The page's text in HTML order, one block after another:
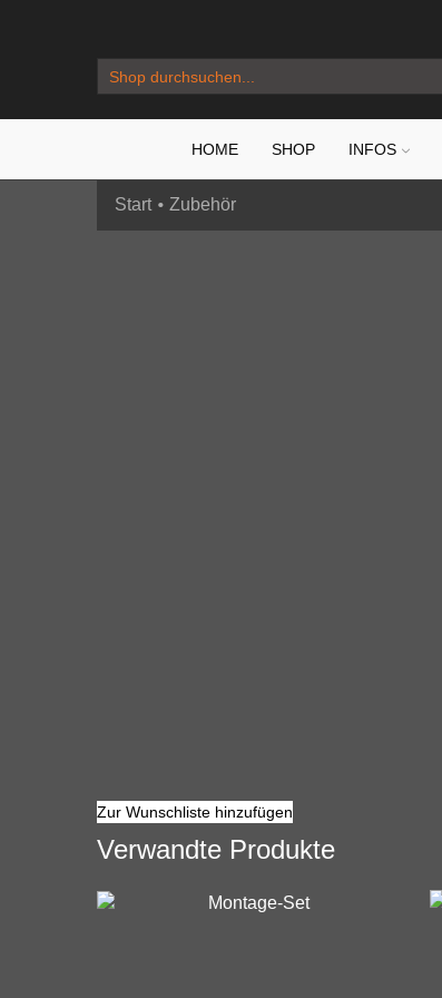
HOME SHOP INFOS
Start • Zubehör
Zur Wunschliste hinzufügen
Verwandte Produkte